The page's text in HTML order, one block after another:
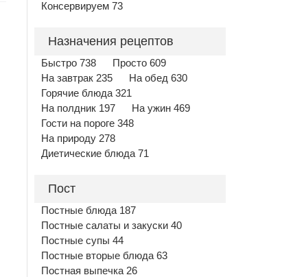
Консервируем 73
Назначения рецептов
Быстро 738
Просто 609
На завтрак 235
На обед 630
Горячие блюда 321
На полдник 197
На ужин 469
Гости на пороге 348
На природу 278
Диетические блюда 71
Пост
Постные блюда 187
Постные салаты и закуски 40
Постные супы 44
Постные вторые блюда 63
Постная выпечка 26